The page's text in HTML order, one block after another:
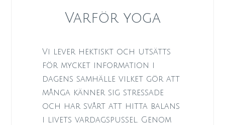
Varför yoga
Vi lever hektiskt och utsätts
för mycket information i
dagens samhälle vilket gör att
många känner sig stressade
och har svårt att hitta balans
i livets vardagspussel. Genom